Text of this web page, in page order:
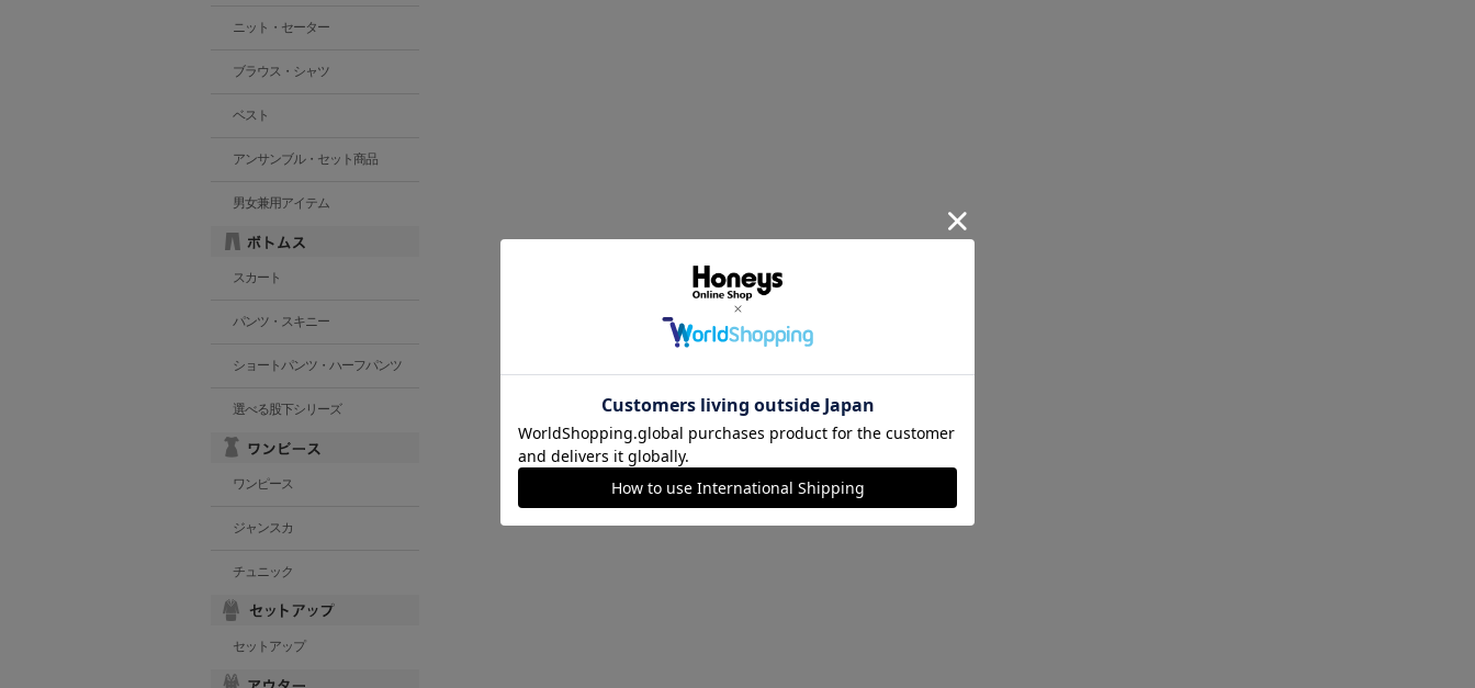
ニット・セーター
ブラウス・シャツ
ベスト
アンサンブル・セット商品
男女兼用アイテム
スカート
パンツ・スキニー
ショートパンツ・ハーフパンツ
選べる股下シリーズ
ワンピース
ジャンスカ
チュニック
セットアップ